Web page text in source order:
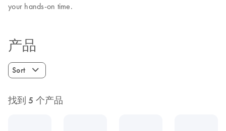
your hands-on time.
产品
Sort
找到 5 个产品